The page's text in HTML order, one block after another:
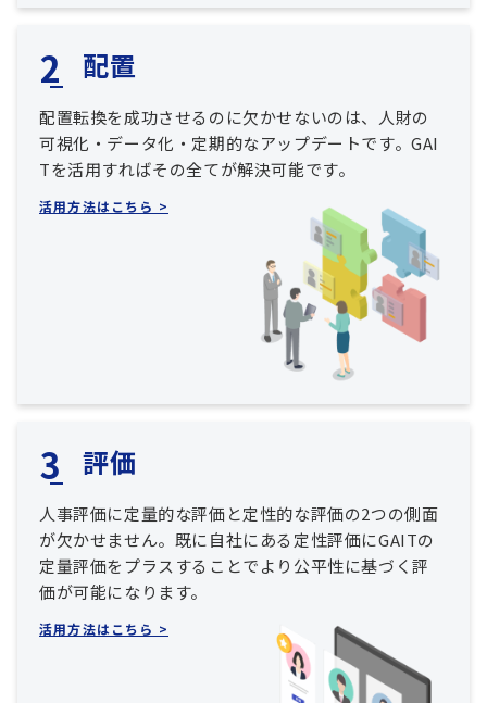
配置
配置転換を成功させるのに欠かせないのは、人財の
可視化・データ化・定期的なアップデートです。GAI
Tを活用すればその全てが解決可能です。
活用方法はこちら >
評価
人事評価に定量的な評価と定性的な評価の2つの側面
が欠かせません。既に自社にある定性評価にGAITの
定量評価をプラスすることでより公平性に基づく評
価が可能になります。
活用方法はこちら >